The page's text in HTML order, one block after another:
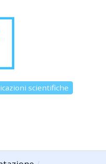
scientifiche
Veneto: Linee guida per
TAR Veneto. Sentenza sul